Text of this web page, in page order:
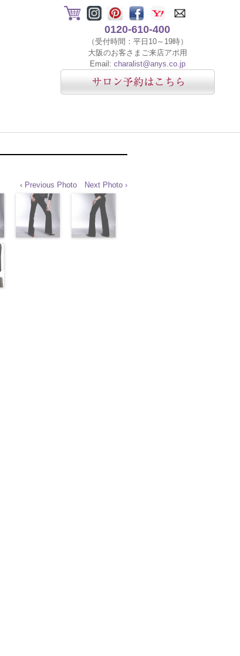
0120-610-400
（受付時間：平日10～19時）
大阪のお客さまご来店アポ用
Email: charalist@anys.co.jp
‹ Previous Photo Next Photo ›